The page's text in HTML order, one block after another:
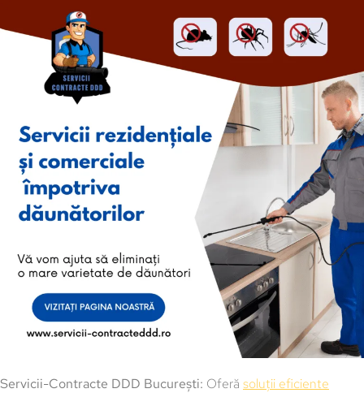
Servicii-Contracte DDD București: Oferă soluții eficiente